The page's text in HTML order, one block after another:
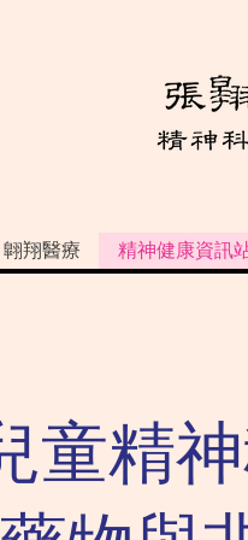
翺翔醫療 精神健康資訊
童精